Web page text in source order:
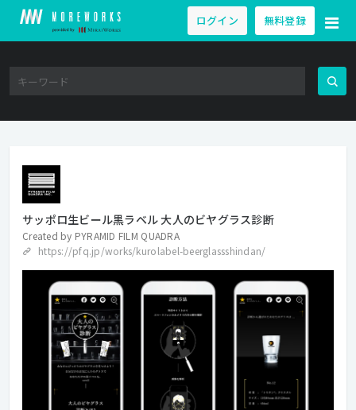
ログイン 無料登録
サッポロ生ビール黒ラベル 大人のビヤグラス診断
Created by PYRAMID FILM QUADRA
https://pfq.jp/works/kurolabel-beerglassshindan/